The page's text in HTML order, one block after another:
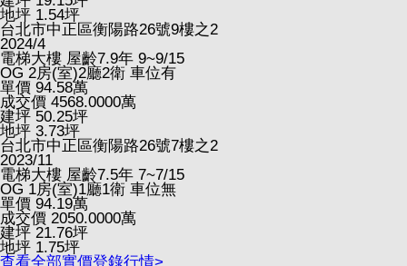
地坪 1.54坪
台北市中正區衡陽路26號9樓之2
2024/4
電梯大樓 屋齡7.9年 9~9/15
OG 2房(室)2廳2衛 車位有
單價 94.58萬
成交價 4568.0000萬
建坪 50.25坪
地坪 3.73坪
台北市中正區衡陽路26號7樓之2
2023/11
電梯大樓 屋齡7.5年 7~7/15
OG 1房(室)1廳1衛 車位無
單價 94.19萬
成交價 2050.0000萬
建坪 21.76坪
地坪 1.75坪
查看全部實價登錄行情>